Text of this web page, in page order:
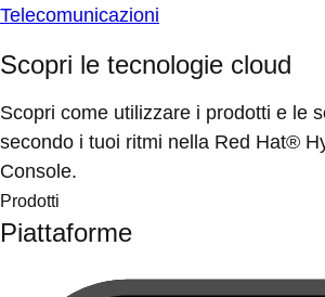
Telecomunicazioni
Scopri le tecnologie cloud
Scopri come utilizzare i prodotti e le
secondo i tuoi ritmi nella Red Hat®
Console.
Prodotti
Piattaforme